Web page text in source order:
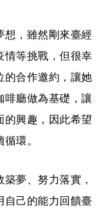
想，雖然剛來臺經
情等挑戰，但很幸
的合作邀約，讓她
啡廳做為基礎，讓
的興趣，因此希望
環。
夢、努力落實，
自己的能力回饋臺